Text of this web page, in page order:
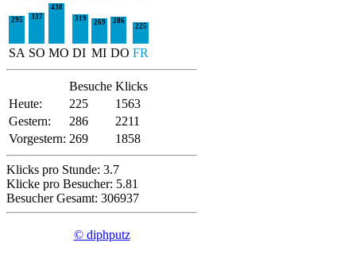
295 337
438
319
269 286
225
SA SO MO DI MI DO FR
Besuche Klicks
Heute:
225
1563
Gestern:
286
2211
Vorgestern: 269 1858
Klicks pro Stunde: 3.7
Klicke pro Besucher: 5.81
Besucher Gesamt: 306937
© diphputz